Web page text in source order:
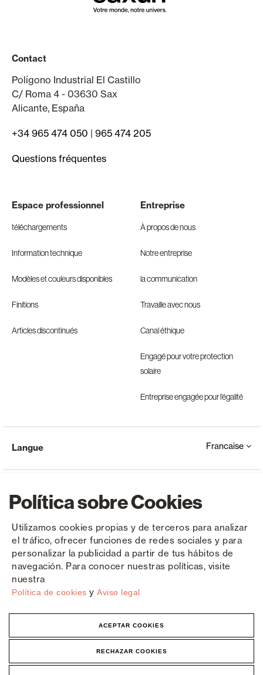
Política sobre Cookies
Utilizamos cookies propias y de terceros para analizar
el tráfico, ofrecer funciones de redes sociales y para
personalizar la publicidad a partir de tus hábitos de
navegación. Para conocer nuestras políticas, visite
nuestra
Política de cookies y Aviso legal
ACEPTAR COOKIES
RECHAZAR COOKIES
Contact
Polígono Industrial El Castillo
C/ Roma 4 - 03630 Sax
Alicante, España
+34 965 474 050 | 965 474 205
Questions fréquentes
Espace professionnel
téléchargements
Information technique
Modèles et couleurs disponibles
Finitions
Articles discontinués
Entreprise
À propos de nous
Notre entreprise
la communication
Travaille avec nous
Canal éthique
Engagé pour votre protection
solaire
Entreprise engagée pour l’égalité
Copyright © Saxun 2023 - 2026 Politique de confidentialité Avis juridique Cookies
Langue Francaise